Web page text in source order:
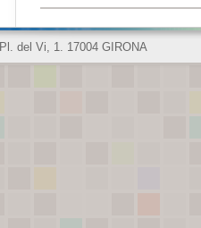
Pl. del Vi, 1. 17004 GIRONA